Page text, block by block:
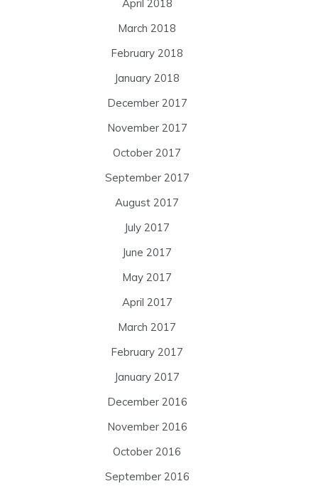
April 2018
March 2018
February 2018
January 2018
December 2017
November 2017
October 2017
September 2017
August 2017
July 2017
June 2017
May 2017
April 2017
March 2017
February 2017
January 2017
December 2016
November 2016
October 2016
September 2016